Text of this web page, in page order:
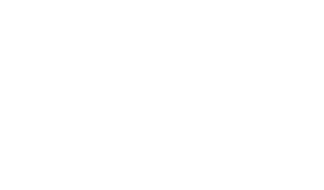
Pockets und GameBoy